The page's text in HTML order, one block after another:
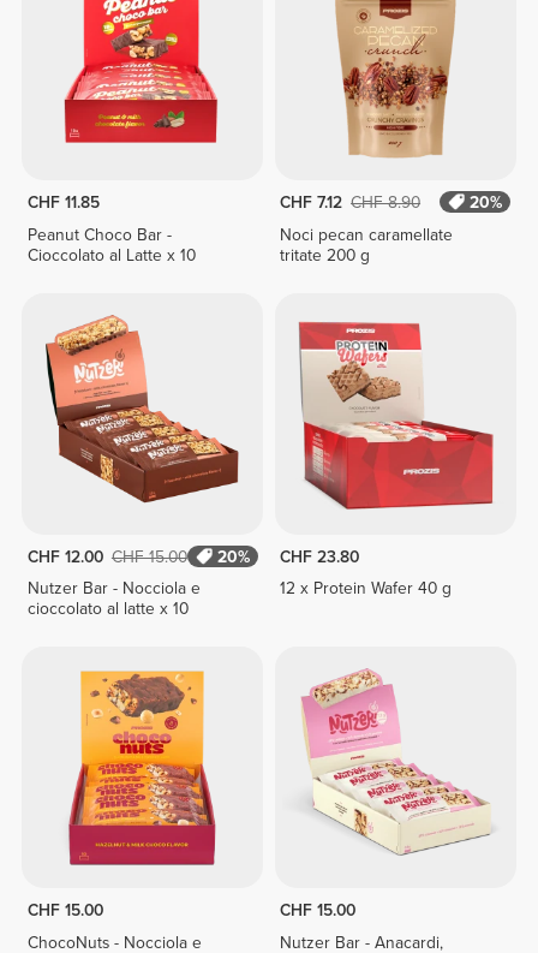
CHF 11.85
Peanut Choco Bar -
Cioccolato al Latte x 10
CHF 7.12 CHF 8.90
20%
Noci pecan caramellate
tritate 200 g
CHF 12.00 CHF 15.00
20%
Nutzer Bar - Nocciola e
cioccolato al latte x 10
CHF 23.80
12 x Protein Wafer 40 g
CHF 15.00
ChocoNuts - Nocciola e
CHF 15.00
Nutzer Bar - Anacardi,